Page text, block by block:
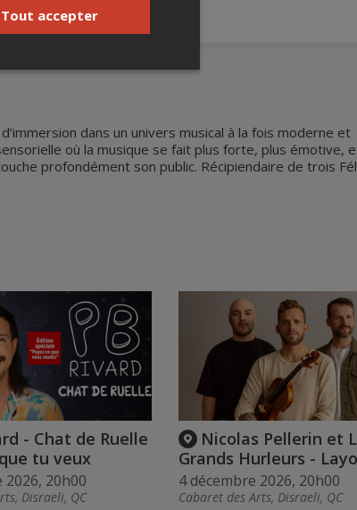
dans un univers musical à la fois moderne et
où la musique se fait plus forte, plus émotive,
profondément son public. Récipiendaire de trois
- Chat de Ruelle
tu veux
20h00
Disraeli, QC
Nicolas Pellerin et
Grands Hurleurs -
4 décembre 2026, 20h00
Cabaret des Arts, Disraeli, QC
Tout accepter